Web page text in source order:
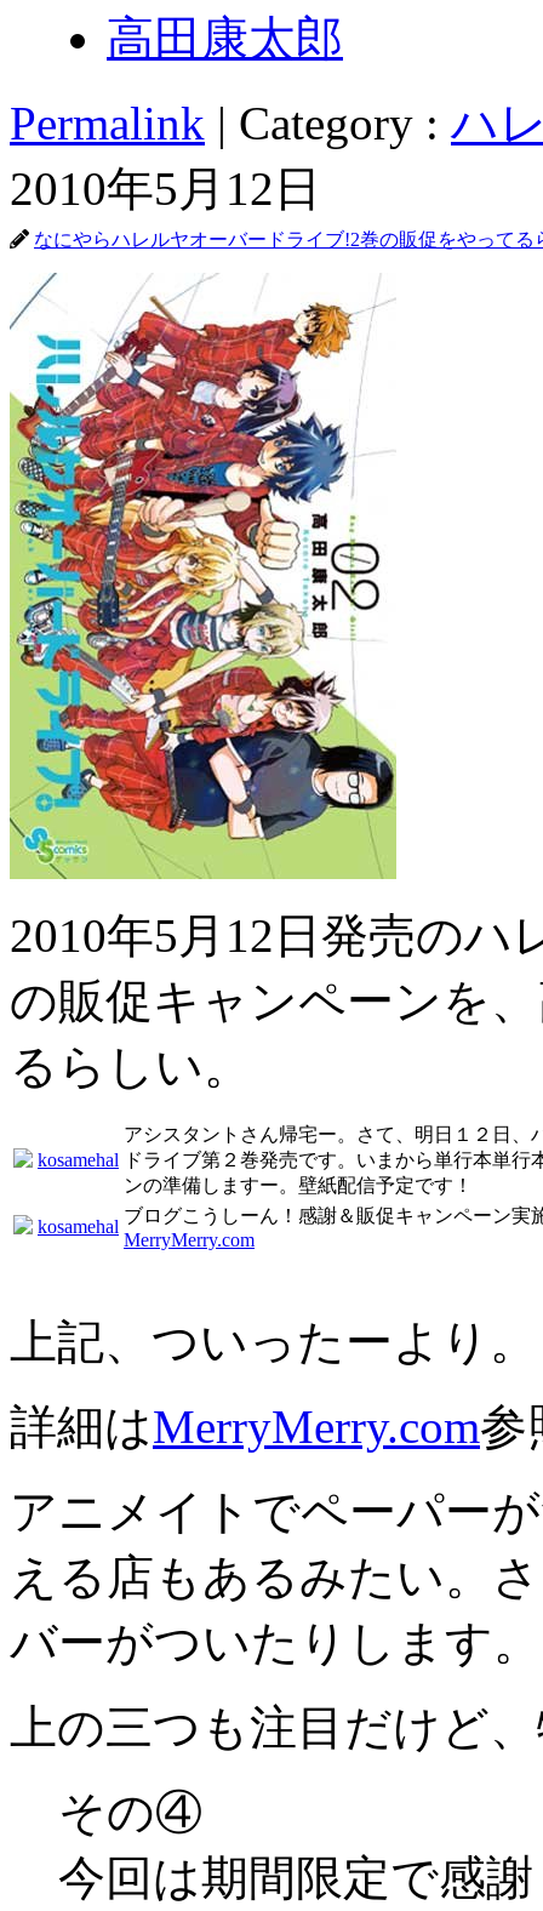
高田康太郎
Permalink | Category :ハ
2010年5月12日
なにやらハレルヤオーバードライブ!2巻の販促をやってる
2010年5月12日発売の
の販促キャンペーンを
るらしい。
kosamehal
アシスタントさん帰宅ー。さて、明日１２日、
ドライブ第２巻発売です。いまから単行本単行
ンの準備しますー。壁紙配信予定です！
kosamehal
ブログこうしーん！感謝＆販促キャンペーン実
MerryMerry.com
上記、ついったーより。
詳細はMerryMerry.com参
アニメイトでペーパー
える店もあるみたい。
バーがついたりします。
上の三つも注目だけど
その④
今回は期間限定で感